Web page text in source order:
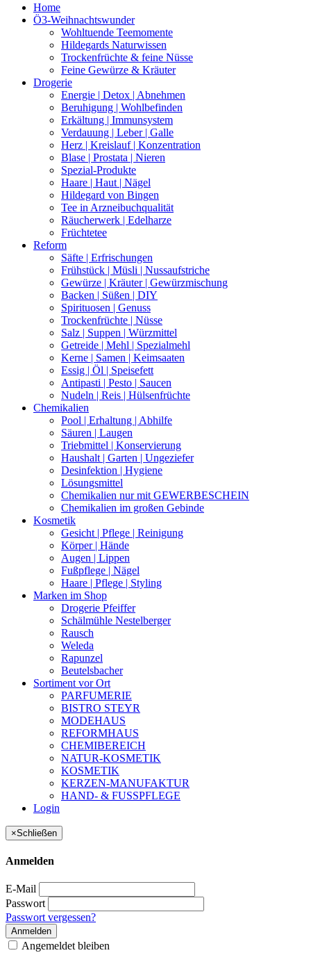
Home
Ö3-Weihnachtswunder
Wohltuende Teemomente
Hildegards Naturwissen
Trockenfrüchte & feine Nüsse
Feine Gewürze & Kräuter
Drogerie
Energie | Detox | Abnehmen
Beruhigung | Wohlbefinden
Erkältung | Immunsystem
Verdauung | Leber | Galle
Herz | Kreislauf | Konzentration
Blase | Prostata | Nieren
Spezial-Produkte
Haare | Haut | Nägel
Hildegard von Bingen
Tee in Arzneibuchqualität
Räucherwerk | Edelharze
Früchtetee
Reform
Säfte | Erfrischungen
Frühstück | Müsli | Nussaufstriche
Gewürze | Kräuter | Gewürzmischung
Backen | Süßen | DIY
Spirituosen | Genuss
Trockenfrüchte | Nüsse
Salz | Suppen | Würzmittel
Getreide | Mehl | Spezialmehl
Kerne | Samen | Keimsaaten
Essig | Öl | Speisefett
Antipasti | Pesto | Saucen
Nudeln | Reis | Hülsenfrüchte
Chemikalien
Pool | Erhaltung | Abhilfe
Säuren | Laugen
Triebmittel | Konservierung
Haushalt | Garten | Ungeziefer
Desinfektion | Hygiene
Lösungsmittel
Chemikalien nur mit GEWERBESCHEIN
Chemikalien im großen Gebinde
Kosmetik
Gesicht | Pflege | Reinigung
Körper | Hände
Augen | Lippen
Fußpflege | Nägel
Haare | Pflege | Styling
Marken im Shop
Drogerie Pfeiffer
Schälmühle Nestelberger
Rausch
Weleda
Rapunzel
Beutelsbacher
Sortiment vor Ort
PARFUMERIE
BISTRO STEYR
MODEHAUS
REFORMHAUS
CHEMIBEREICH
NATUR-KOSMETIK
KOSMETIK
KERZEN-MANUFAKTUR
HAND- & FUSSPFLEGE
Login
×Schließen
Anmelden
E-Mail
Passwort
Passwort vergessen?
Anmelden
Angemeldet bleiben